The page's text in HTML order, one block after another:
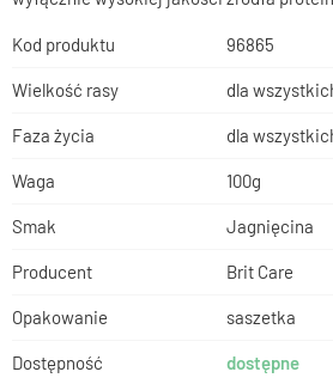
Kod produktu 96865
Wielkość rasy dla
Faza życia dla
Waga 100g
Smak Jagnięcina
Producent Brit Care
Opakowanie saszetka
Dostępność dostępne